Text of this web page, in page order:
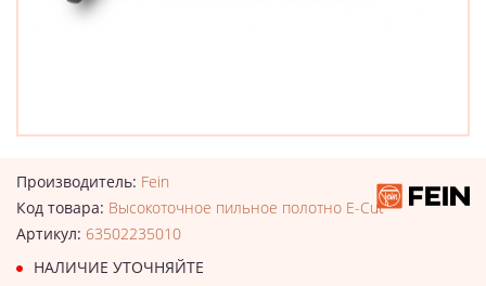
Производитель: Fein
Код товара: Высокоточное пильное полотно E-Cut
Артикул: 63502235010
НАЛИЧИЕ УТОЧНЯЙТЕ